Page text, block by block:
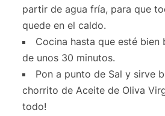
partir de agua fría, para que
quede en el caldo.
Cocina hasta que esté bien
de unos 30 minutos.
Pon a punto de Sal y sirve
chorrito de Aceite de Oliva
todo!